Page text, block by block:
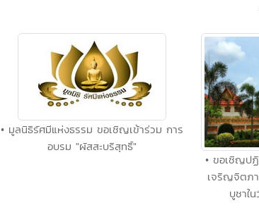
• มูลนิธิรัศมีแห่งธรรม ขอเชิญเข้าร่วม การ
อบรม "ผัสสะบริสุทธิ์"
• ขอเชิญป
เจริญจิตภ
บูชาใ